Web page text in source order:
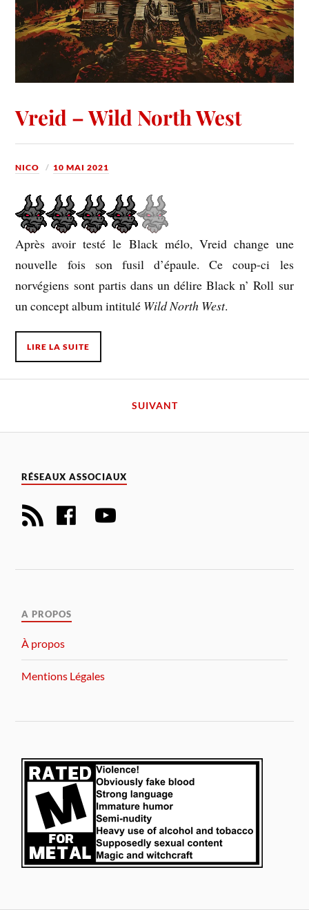
Vreid – Wild North West
NICO 10 MAI 2021
Après avoir testé le Black mélo, Vreid change une
nouvelle fois son fusil d’épaule. Ce coup-ci les
norvégiens sont partis dans un délire Black n’ Roll sur
un concept album intitulé Wild North West.
LIRE LA SUITE
SUIVANT
RÉSEAUX ASSOCIAUX
A PROPOS
À propos
Mentions Légales